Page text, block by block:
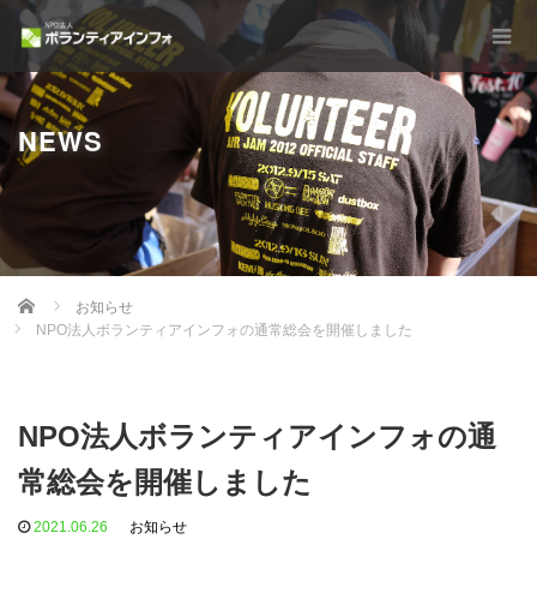
NEWS
Home
お知らせ
NPO法人ボランティアインフォの通常総会を開催しました
NPO法人ボランティアインフォの通
常総会を開催しました
2021.06.26 お知らせ